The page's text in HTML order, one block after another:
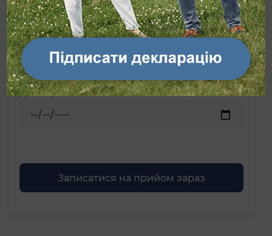
Номер телефону
Дата звернення